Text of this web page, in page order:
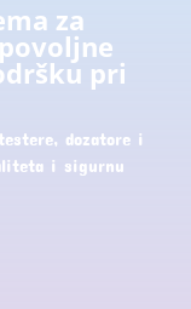
za
pri
dozatore i
i sigurnu